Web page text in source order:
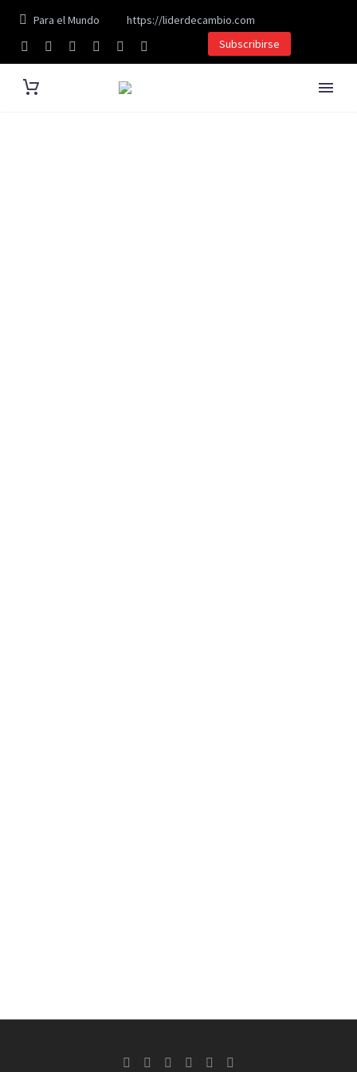
Para el Mundo
https://liderdecambio.com
Subscribirse